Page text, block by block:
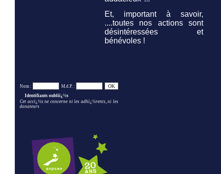
Et, important à savoir,
....toutes nos actions sont
désintéressées et
bénévoles !
Nom :
M.d.P. :
Identifiants oubliï¿½s
Cet accï¿½s ne concerne ni les adhï¿½rents, ni les
donateurs